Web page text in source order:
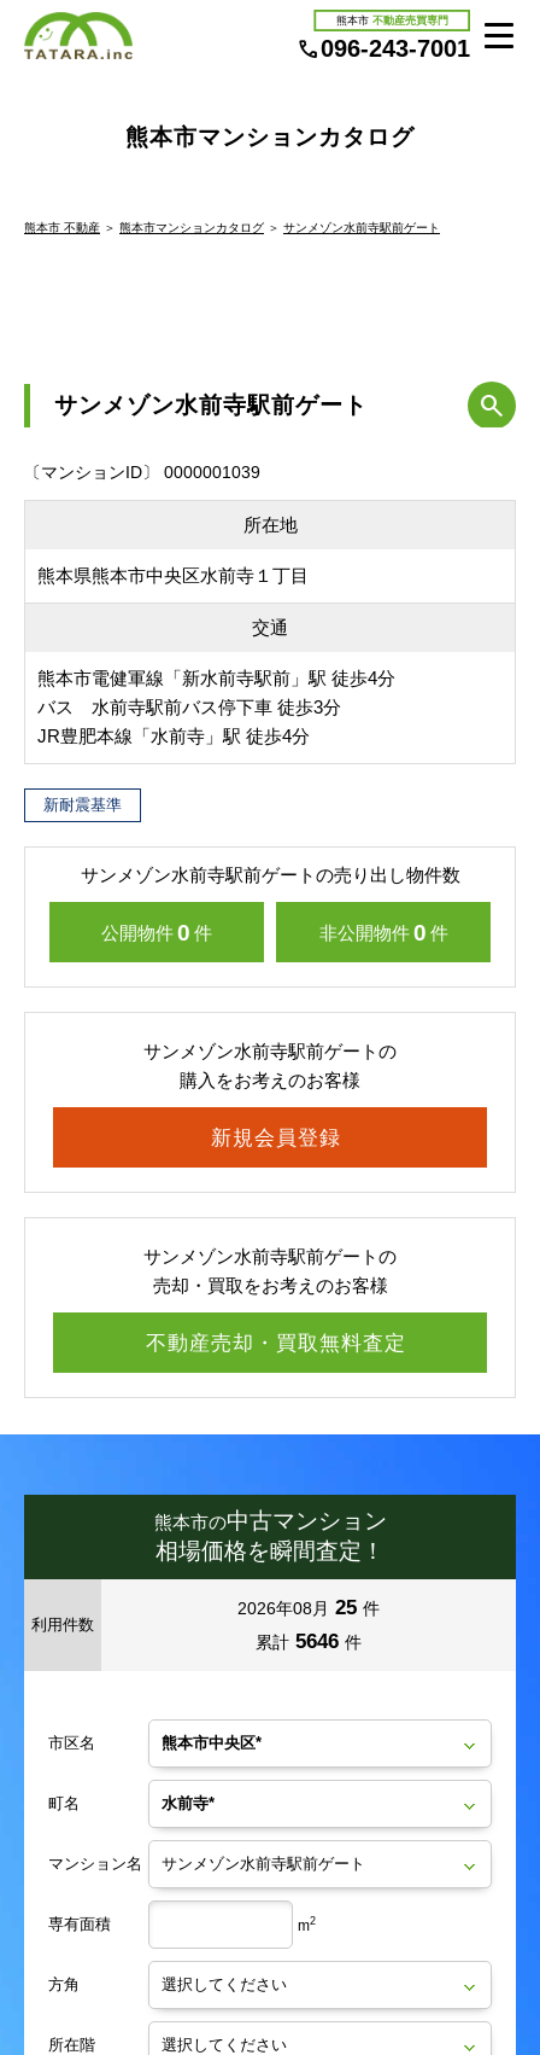
熊本市 不動産売買専門
096-243-7001
熊本市マンションカタログ
熊本市 不動産 ＞ 熊本市マンションカタログ ＞ サンメゾン水前寺駅前ゲート
サンメゾン水前寺駅前ゲート
〔マンションID〕 0000001039
所在地
熊本県熊本市中央区水前寺１丁目
交通
熊本市電健軍線「新水前寺駅前」駅 徒歩4分
バス 水前寺駅前バス停下車 徒歩3分
JR豊肥本線「水前寺」駅 徒歩4分
新耐震基準
サンメゾン水前寺駅前ゲートの売り出し物件数
公開物件0 件 非公開物件 0 件
サンメゾン水前寺駅前ゲートの
購入をお考えのお客様
新規会員登録
サンメゾン水前寺駅前ゲートの
売却・買取をお考えのお客様
不動産売却・買取無料査定
熊本市の中古マンション
相場価格を瞬間査定！
利用件数
2026年08月 25 件
累計 5646 件
市区名
町名
マンション名
専有面積 m2
方角
所在階